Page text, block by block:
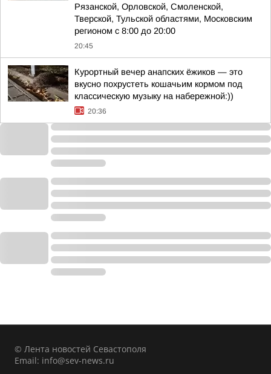
Рязанской, Орловской, Смоленской,
Тверской, Тульской областями, Московским
регионом с 8:00 до 20:00
20:45
Курортный вечер анапских ёжиков — это
вкусно похрустеть кошачьим кормом под
классическую музыку на набережной:))
20:36
© Лента новостей Севастополя
Email: info@sev-news.ru